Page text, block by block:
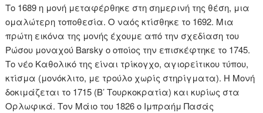
Το 1689 η μονή μεταφέρθηκε στη σημερινή της θέση, μια
ομαλώτερη τοποθεσία. Ο ναός κτίσθηκε το 1692. Μια
πρώτη εικόνα της μονής έχουμε από την σχεδίαση του
Ρώσου μοναχού Barsky ο οποίος την επισκέφτηκε το 1745.
Το νέο Καθολικό της είναι τρίκογχο, αγιορείτικου τύπου,
κτίσμα (μονόκλιτο, με τρούλο χωρίς στηρίγματα). Η Μονή
δοκιμάζεται το 1715 (Β’ Τουρκοκρατία) και κυρίως στα
Ορλωφικά. Τον Μάιο του 1826 ο Ιμπραήμ Πασάς